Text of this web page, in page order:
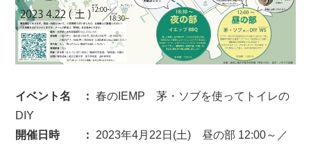
イベント名 ： 春のIEMP 茅・ソブを使ってトイレの
DIY
開催日時 ： 2023年4月22日(土) 昼の部 12:00～／